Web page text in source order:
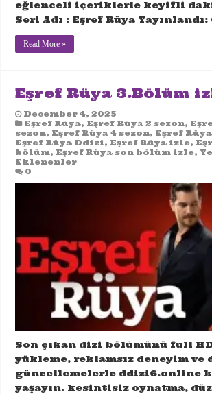
eğlenceli içeriklerle keyifli
Seri Adı : Eşref Rüya
Read More »
Eşref Rüya 3.Bölüm
December 4, 2025
Eşref Rüya, Eşref Rüya 2 sezon,
sezon, Eşref Rüya 4 sezon, Eşref
Eşref Rüya Ddizi, Eşref Rüya izle,
bölüm, Eşref Rüya son bölüm izle,
Eklenenler
0
Son çıkan dizi bölümünü full
yükleme, reklamsız deneyim ve
güncellemelerle ddizi6.online
yaşayın. kesintisiz oynatma,